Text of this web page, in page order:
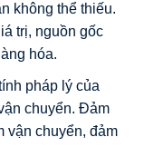
không thể thiếu.
trị, nguồn gốc
hóa.
pháp lý của
chuyển. Đảm
vận chuyển, đảm